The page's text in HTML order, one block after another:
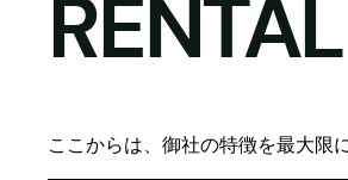
ここからは、御社の特徴を最大限